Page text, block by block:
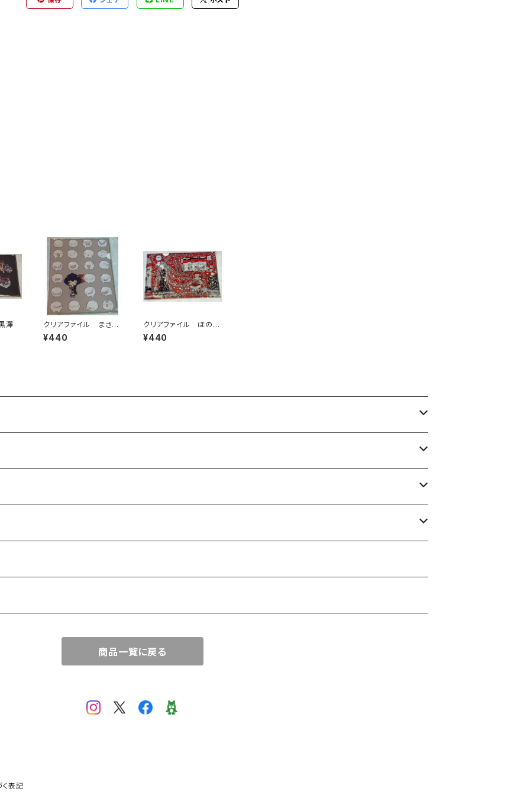
澤
クリアファイル まさ
お べとべとさん
¥440
クリアファイル ほの
花 きのこの部屋
¥440
商品一覧に戻る
表記